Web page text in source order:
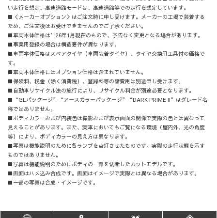
い走行を想定、高速道路モードは、高速道路等での走行を想定しています。
■＜メーカーオプション＞はご注文時に申し受けます。メーカーの工場で装着する
ため、ご注文後はお受けできませんのでご了承ください。
■車両本体価格は’26年1月現在のもので、予告なく変更となる場合があります。
■事業用登録の場合は構造要件が異なります。
■車両本体価格はスペアタイヤ（車両装着タイヤ）、タイヤ交換用工具付の価格で
す。
■車両本体価格にはオプション価格は含まれていません。
■保険料、税金（除く消費税）、登録料等の諸費用は別途申し受けます。
■自動車リサイクル法の施行により、リサイクル料金が別途必要となります。
■“GLパッケージ”“アースカラーパッケージ”“DARK PRIME II”はグレード名
称ではありません。
■ボディカラーおよび内装色は撮影および表示画面の関係で実際の色とは異なって
見えることがあります。また、実車においてもご覧になる環境（屋内外、光の角度
等）により、ボディカラーの見え方は異なります。
■写真は機能説明のために各ランプを点灯させたものです。実際の走行状態を示す
ものではありません。
■写真は機能説明のためにボディの一部を切断したカットモデルです。
■画面はハメ込み合成です。 画面はイメージで実際とは異なる場合があります。
■一部の写真は合成・イメージです。